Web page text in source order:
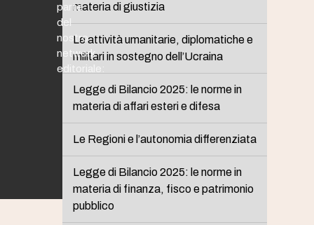
materia di giustizia
Le attività umanitarie, diplomatiche e
militari in sostegno dell’Ucraina
Legge di Bilancio 2025: le norme in
materia di affari esteri e difesa
Le Regioni e l’autonomia differenziata
Legge di Bilancio 2025: le norme in
materia di finanza, fisco e patrimonio
pubblico
parte
del
nostro
network
editoriale: